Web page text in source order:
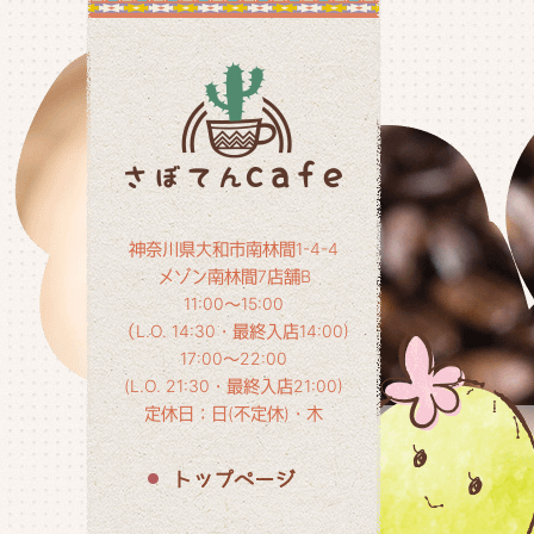
神奈川県大和市南林間1-4-4
メゾン南林間7店舗B
11:00～15:00
（L.O. 14:30・最終入店14:00)
17:00～22:00
(L.O. 21:30・最終入店21:00)
定休日：日(不定休)・木